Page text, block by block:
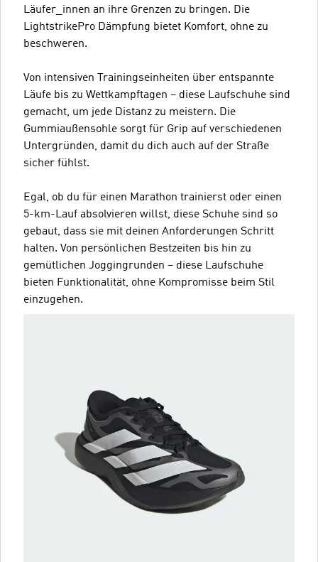
Läufer_innen an ihre Grenzen zu bringen. Die
LightstrikePro Dämpfung bietet Komfort, ohne zu
beschweren.
Von intensiven Trainingseinheiten über entspannte
Läufe bis zu Wettkampftagen – diese Laufschuhe sind
gemacht, um jede Distanz zu meistern. Die
Gummiaußensohle sorgt für Grip auf verschiedenen
Untergründen, damit du dich auch auf der Straße
sicher fühlst.
Egal, ob du für einen Marathon trainierst oder einen
5-km-Lauf absolvieren willst, diese Schuhe sind so
gebaut, dass sie mit deinen Anforderungen Schritt
halten. Von persönlichen Bestzeiten bis hin zu
gemütlichen Joggingrunden – diese Laufschuhe
bieten Funktionalität, ohne Kompromisse beim Stil
einzugehen.